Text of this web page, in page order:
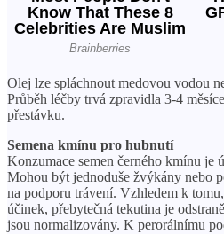
Olej lze spláchnout medovou vodou
Průběh léčby trvá zpravidla 3-4
přestávku.
Semena kmínu pro hubnutí
Konzumace semen černého kmínu je
Mohou být jednoduše žvýkány nebo
na podporu trávení. Vzhledem k
účinek, přebytečná tekutina je
jsou normalizovány. K perorálnímu